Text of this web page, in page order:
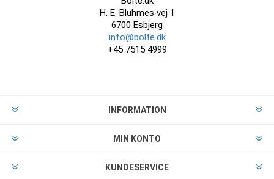
H. E. Bluhmes vej 1
6700 Esbjerg
info@bolte.dk
+45 7515 4999
INFORMATION
MIN KONTO
KUNDESERVICE